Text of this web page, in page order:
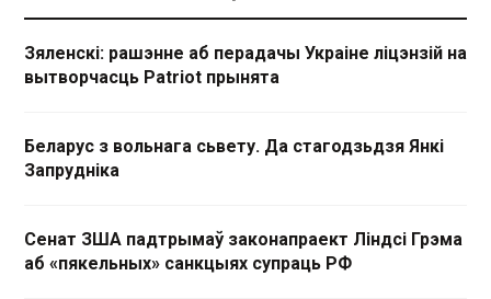
Зяленскі: рашэнне аб перадачы Украіне ліцэнзій на
вытворчасць Patriot прынята
Беларус з вольнага сьвету. Да стагодзьдзя Янкі
Запрудніка
Сенат ЗША падтрымаў законапраект Ліндсі Грэма
аб «пякельных» санкцыях супраць РФ